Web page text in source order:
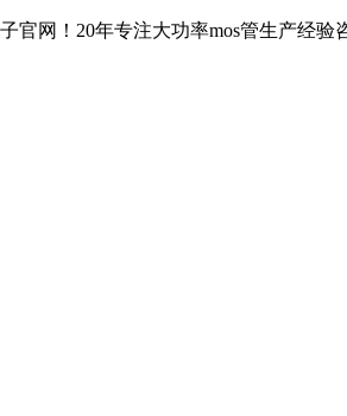
官网！20年专注大功率mos管生产经验